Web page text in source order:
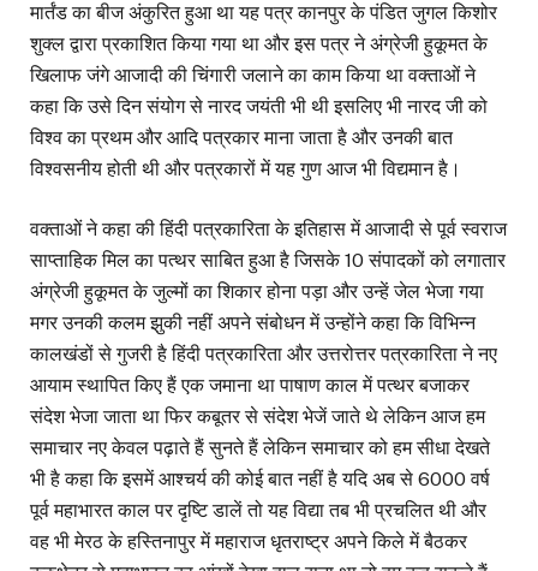
मार्तंड का बीज अंकुरित हुआ था यह पत्र कानपुर के पंडित जुगल किशोर
शुक्ल द्वारा प्रकाशित किया गया था और इस पत्र ने अंग्रेजी हुकूमत के
खिलाफ जंगे आजादी की चिंगारी जलाने का काम किया था वक्ताओं ने
कहा कि उसे दिन संयोग से नारद जयंती भी थी इसलिए भी नारद जी को
विश्व का प्रथम और आदि पत्रकार माना जाता है और उनकी बात
विश्वसनीय होती थी और पत्रकारों में यह गुण आज भी विद्यमान है।
वक्ताओं ने कहा की हिंदी पत्रकारिता के इतिहास में आजादी से पूर्व स्वराज
साप्ताहिक मिल का पत्थर साबित हुआ है जिसके 10 संपादकों को लगातार
अंग्रेजी हुकूमत के जुल्मों का शिकार होना पड़ा और उन्हें जेल भेजा गया
मगर उनकी कलम झुकी नहीं अपने संबोधन में उन्होंने कहा कि विभिन्न
कालखंडों से गुजरी है हिंदी पत्रकारिता और उत्तरोत्तर पत्रकारिता ने नए
आयाम स्थापित किए हैं एक जमाना था पाषाण काल में पत्थर बजाकर
संदेश भेजा जाता था फिर कबूतर से संदेश भेजें जाते थे लेकिन आज हम
समाचार नए केवल पढ़ाते हैं सुनते हैं लेकिन समाचार को हम सीधा देखते
भी है कहा कि इसमें आश्चर्य की कोई बात नहीं है यदि अब से 6000 वर्ष
पूर्व महाभारत काल पर दृष्टि डालें तो यह विद्या तब भी प्रचलित थी और
वह भी मेरठ के हस्तिनापुर में महाराज धृतराष्ट्र अपने किले में बैठकर